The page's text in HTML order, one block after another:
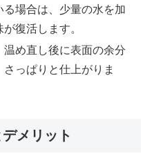
る場合は、少量の水を加
復活します。
め直し後に表面の余分
っぱりと仕上がりま
メリット